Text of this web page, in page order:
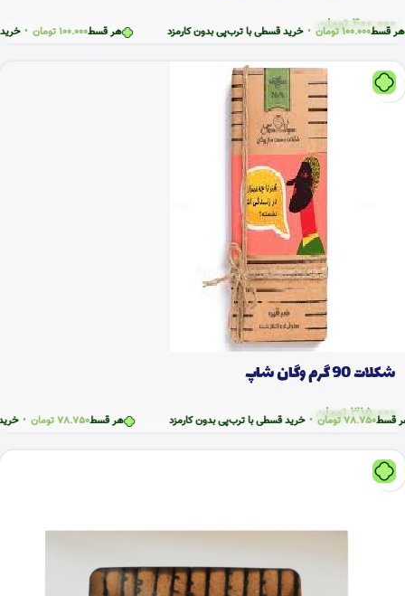
هر قسط100.000تومان • خرید 100.000تومان • خرید قسطی با ترب‌پی بدون کارمزد 400.000تومان
هر قسط78.750تومان • خرید 78.750تومان • خرید قسطی با ترب‌پی بدون کارمزد
شکلات 90 گرم وگان شاپ
315.000تومان